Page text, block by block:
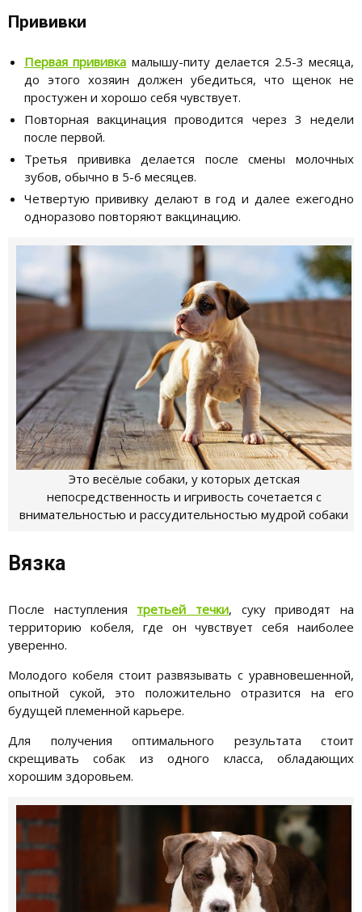
Прививки
Первая прививка малышу-питу делается 2.5-3 месяца,
до этого хозяин должен убедиться, что щенок не
простужен и хорошо себя чувствует.
Повторная вакцинация проводится через 3 недели
после первой.
Третья прививка делается после смены молочных
зубов, обычно в 5-6 месяцев.
Четвертую прививку делают в год и далее ежегодно
одноразово повторяют вакцинацию.
Это весёлые собаки, у которых детская
непосредственность и игривость сочетается с
внимательностью и рассудительностью мудрой собаки
Вязка
После наступления третьей течки, суку приводят на
территорию кобеля, где он чувствует себя наиболее
уверенно.
Молодого кобеля стоит развязывать с уравновешенной,
опытной сукой, это положительно отразится на его
будущей племенной карьере.
Для получения оптимального результата стоит
скрещивать собак из одного класса, обладающих
хорошим здоровьем.